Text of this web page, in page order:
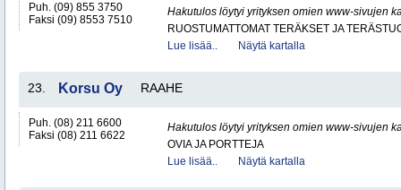
Puh. (09) 855 3750
Faksi (09) 8553 7510
Hakutulos löytyi yrityksen omien www-sivujen
RUOSTUMATTOMAT TERÄKSET JA
Lue lisää..
Näytä kartalla
23. Korsu Oy RAAHE
Puh. (08) 211 6600
Faksi (08) 211 6622
Hakutulos löytyi yrityksen omien www-sivujen
OVIA JA PORTTEJA
Lue lisää..
Näytä kartalla